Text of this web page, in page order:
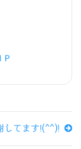
してます!(^^)!